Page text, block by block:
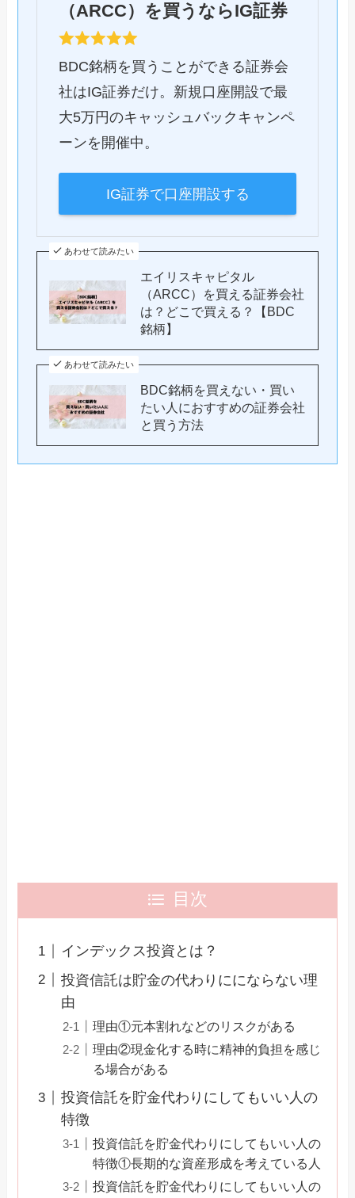
（ARCC）を買うならIG証券
BDC銘柄を買うことができる証券会
社はIG証券だけ。新規口座開設で最
大5万円のキャッシュバックキャンペ
ーンを開催中。
IG証券で口座開設する
あわせて読みたい
エイリスキャピタル
（ARCC）を買える証券会社
は？どこで買える？【BDC
銘柄】
あわせて読みたい
BDC銘柄を買えない・買い
たい人におすすめの証券会社
と買う方法
目次
インデックス投資とは？
投資信託は貯金の代わりににならない理
由
理由①元本割れなどのリスクがある
理由②現金化する時に精神的負担を感じ
る場合がある
投資信託を貯金代わりにしてもいい人の
特徴
投資信託を貯金代わりにしてもいい人の
特徴①長期的な資産形成を考えている人
投資信託を貯金代わりにしてもいい人の